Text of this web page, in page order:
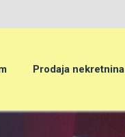
Prodaja nekretnina